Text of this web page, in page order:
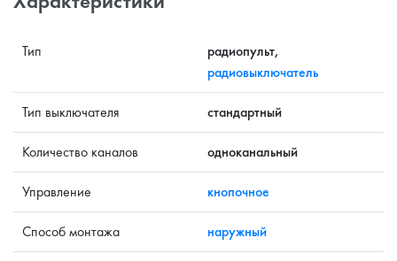
Тип
радиопульт,
радиовыключатель
Тип выключателя стандартный
Количество каналов одноканальный
Управление кнопочное
Способ монтажа наружный